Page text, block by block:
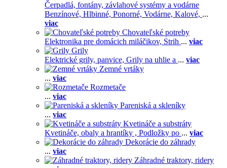
Čerpadlá, fontány, závlahové systémy a vodárne
Benzínové, Hlbinné, Ponorné, Vodárne, Kalové, ...
viac
Chovateľské potreby
Elektronika pre domácich miláčikov, Strih ... viac
Grily
Elektrické grily, panvice, Grily na uhlie a ... viac
Zemné vrtáky
... viac
Rozmetače
... viac
Pareniská a skleníky
... viac
Kvetináče a substráty
Kvetináče, obaly a hrantíky , Podložky po ... viac
Dekorácie do záhrady
... viac
Záhradné traktory, ridery